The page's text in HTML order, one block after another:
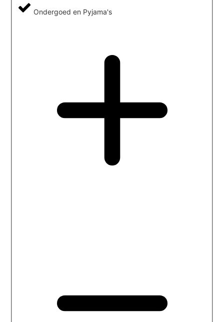
Ondergoed en Pyjama's